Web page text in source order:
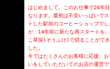
はじめまして。このお仕事で26年
なります。最初は不安いっぱいでス
トした駅前のコーヒーショップでし
が、14年前に新たな再スタートを、
こ草深(そうふけ)で切ることがてき
した。
今ではたくさんのお客様に応援、お
いをしていただいてのお店の運営で